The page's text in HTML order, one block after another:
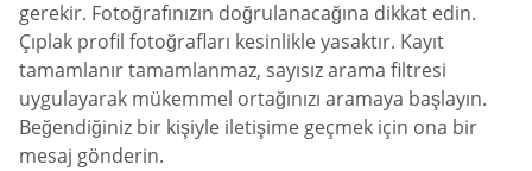
gerekir. Fotoğrafınızın doğrulanacağına dikkat edin.
Çıplak profil fotoğrafları kesinlikle yasaktır. Kayıt
tamamlanır tamamlanmaz, sayısız arama filtresi
uygulayarak mükemmel ortağınızı aramaya başlayın.
Beğendiğiniz bir kişiyle iletişime geçmek için ona bir
mesaj gönderin.